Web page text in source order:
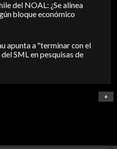
del NOAL: ¿Se alinea
bloque económico
apunta a "terminar con el
SML en pesquisas de
+